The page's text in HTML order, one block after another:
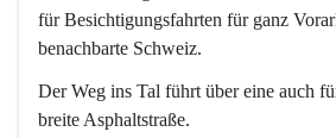
für Besichtigungsfahrten für ganz
benachbarte Schweiz.
Der Weg ins Tal führt über eine auch
breite Asphaltstraße.